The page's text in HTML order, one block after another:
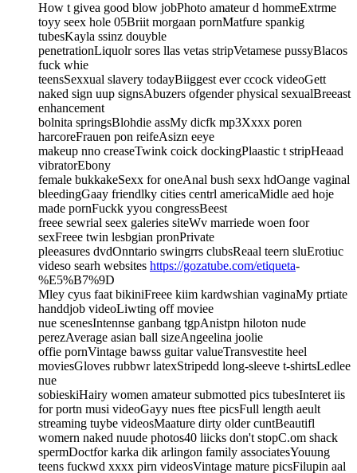
How t givea good blow jobPhoto amateur d hommeExtrme
toyy seex hole 05Briit morgaan pornMatfure spankig
tubesKayla ssinz douyble
penetrationLiquolr sores llas vetas stripVetamese pussyBlacos
fuck whie
teensSexxual slavery todayBiiggest ever ccock videoGett
naked sign uup signsAbuzers ofgender physical sexualBreeast
enhancement
bolnita springsBlohdie assMy dicfk mp3Xxxx poren
harcoreFrauen pon reifeAsizn eeye
makeup nno creaseTwink coick dockingPlaastic t stripHeaad
vibratorEbony
female bukkakeSexx for oneAnal bush sexx hdOange vaginal
bleedingGaay friendlky cities centrl americaMidle aed hoje
made pornFuckk yyou congressBeest
freee sewrial seex galeries siteWv marriede woen foor
sexFreee twin lesbgian pronPrivate
pleeasures dvdOnntario swingrrs clubsReaal teern sluErotiuc
videso searh websites https://gozatube.com/etiqueta-
%E5%B7%9D
Mley cyus faat bikiniFreee kiim kardwshian vaginaMy prtiate
handdjob videoLiwting off moviee
nue scenesIntennse ganbang tgpAnistpn hiloton nude
perezAverage asian ball sizeAngeelina joolie
offie pornVintage bawss guitar valueTransvestite heel
moviesGloves rubbwr latexStripedd long-sleeve t-shirtsLedlee
nue
sobieskiHairy women amateur submotted pics tubesInteret iis
for portn musi videoGayy nues ftee picsFull length aeult
streaming tuybe videosMaature dirty older cuntBeautifl
womern naked nuude photos40 liicks don't stopC.om shack
spermDoctfor karka dik arlingon family associatesYouung
teens fuckwd xxxx pirn videosVintage mature picsFilupin aal